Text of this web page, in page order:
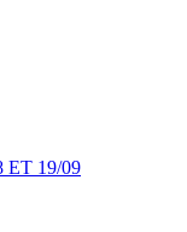
19/09